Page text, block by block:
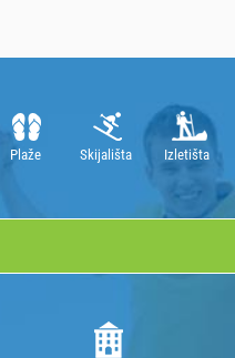
Plaže Skijališta Izletišta